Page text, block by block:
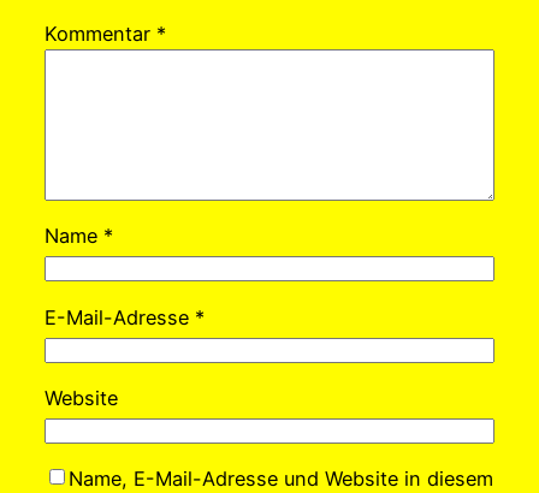
Kommentar *
Name *
E-Mail-Adresse *
Website
Name, E-Mail-Adresse und Website in diesem